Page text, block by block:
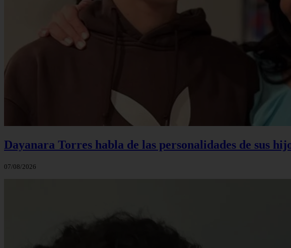
Dayanara Torres habla de las personalidades de sus
07/08/2026